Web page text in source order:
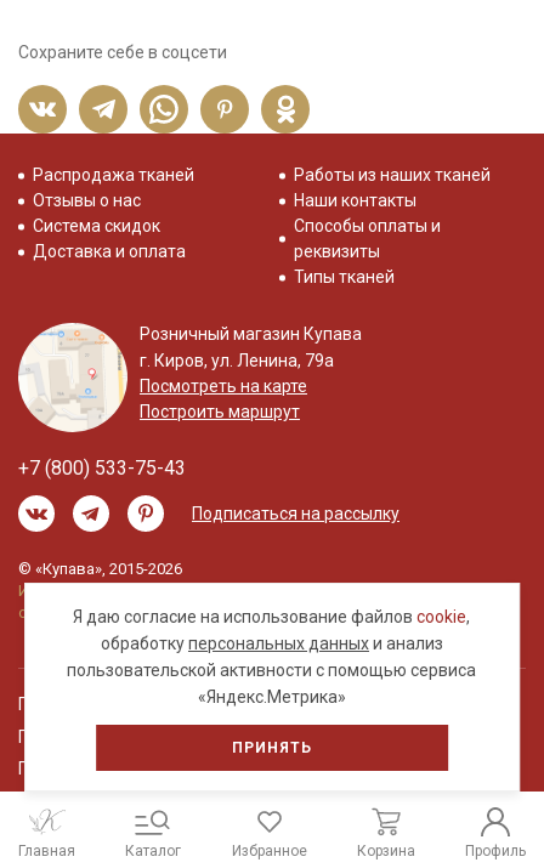
Сохраните себе в соцсети
Я даю согласие на использование файловcookie,
обработкуперсональных данныхи анализ
пользовательской активности с помощью сервиса
«Яндекс.Метрика»
ПРИНЯТЬ
Распродажа тканей
Отзывы о нас
Система скидок
Доставка и оплата
Работы из наших тканей
Наши контакты
Способы оплаты и
реквизиты
Типы тканей
Розничный магазин Купава
г. Киров, ул. Ленина, 79а
Посмотреть на карте
Построить маршрут
+7 (800) 533-75-43
Подписаться на рассылку
© «Купава», 2015-2026
Информация на сайте не является публичной
офертой.
Правовая информация
Политика обработки персональных данных
Пользовательское соглашение
Главная Каталог Избранное Корзина Профиль